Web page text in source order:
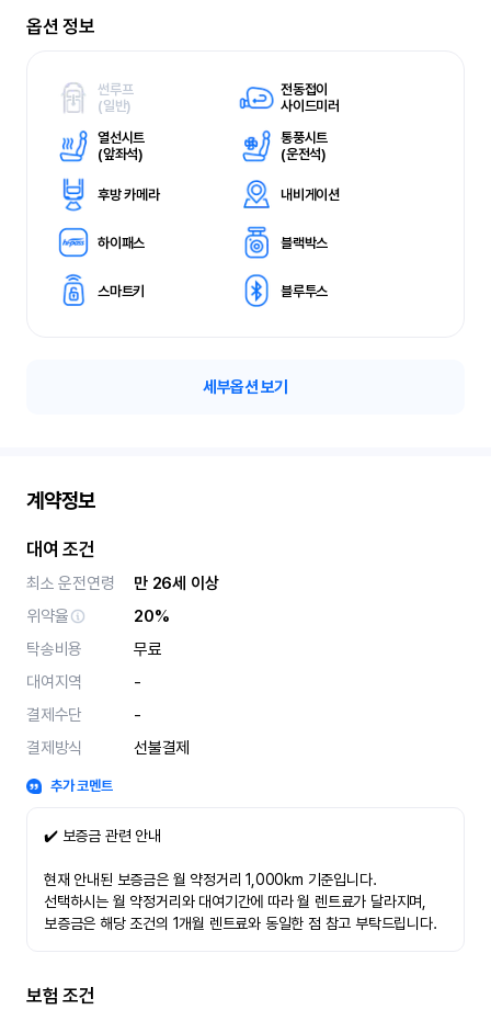
옵션 정보
썬루프
(일반)
전동접이
사이드미러
열선시트
(앞좌석)
통풍시트
(운전석)
후방 카메라 내비게이션
하이패스 블랙박스
스마트키 블루투스
세부옵션 보기
계약정보
대여 조건
최소 운전연령
만 26세 이상
위약율
20%
탁송비용
무료
대여지역
-
결제수단
-
결제방식
선불결제
추가 코멘트
✔️ 보증금 관련 안내
현재 안내된 보증금은 월 약정거리 1,000km 기준입니다.
선택하시는 월 약정거리와 대여기간에 따라 월 렌트료가 달라지며,
보증금은 해당 조건의 1개월 렌트료와 동일한 점 참고 부탁드립니다.
보험 조건